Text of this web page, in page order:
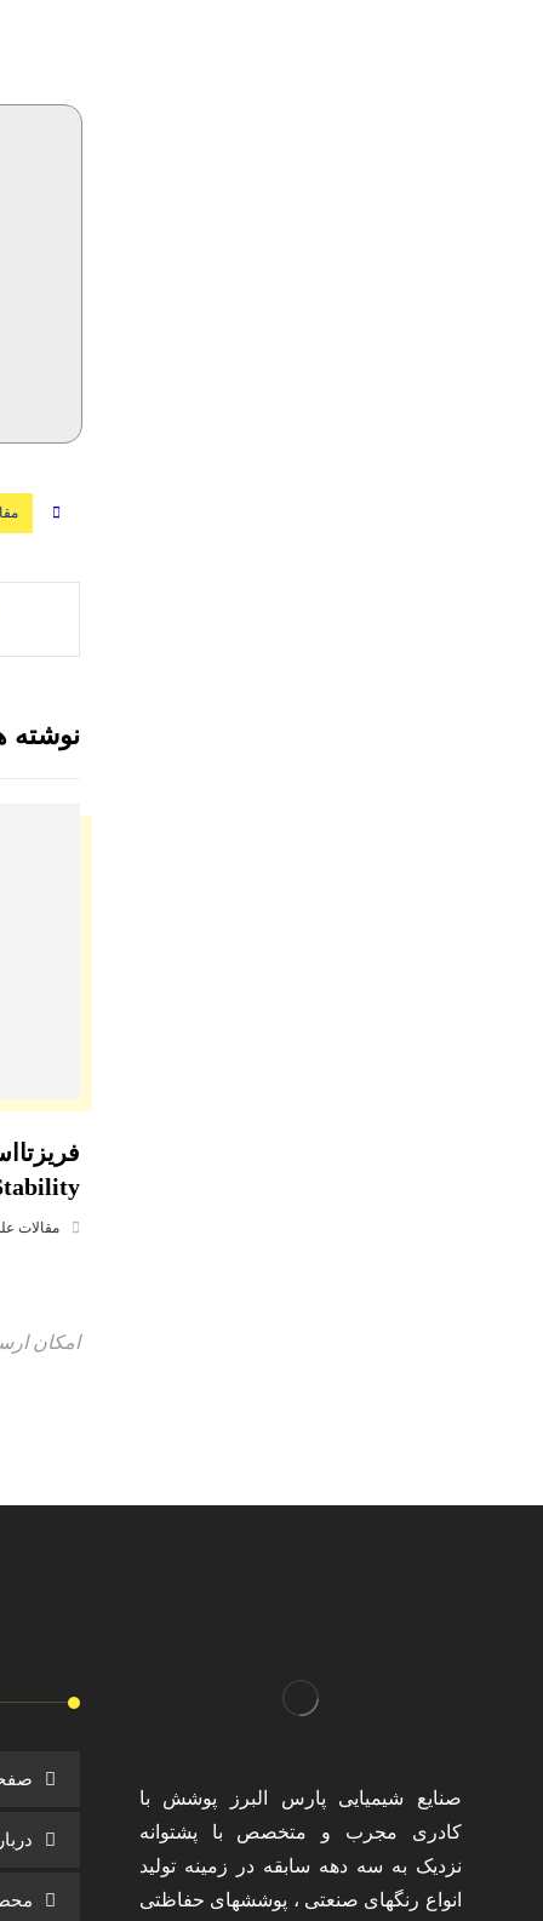
نوشته
مقالات
امکان
صنایع شیمیایی پارس البرز پوشش با
کادری مجرب و متخصص با پشتوانه
نزدیک به سه دهه سابقه در زمینه تولید
انواع رنگهای صنعتی ، پوششهای حفاظتی